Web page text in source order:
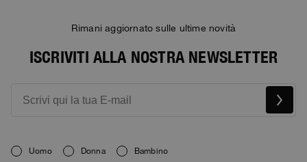
Rimani aggiornato sulle ultime novità
ISCRIVITI ALLA NOSTRA NEWSLETTER
Uomo Donna Bambino